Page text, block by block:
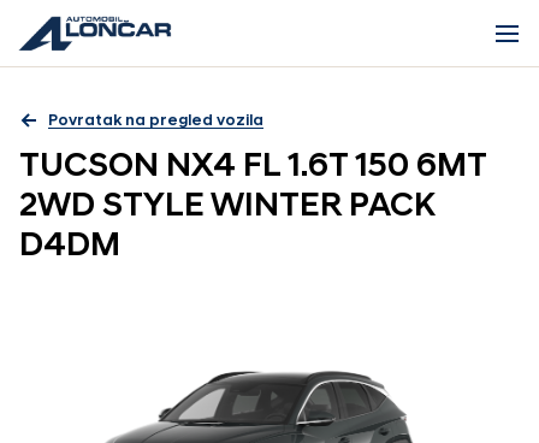
Povratak na pregled vozila
TUCSON NX4 FL 1.6T 150 6MT
2WD STYLE WINTER PACK
D4DM